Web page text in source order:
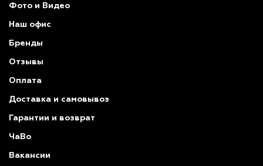
Фото и Видео
Наш офис
Бренды
Отзывы
Оплата
Доставка и самовывоз
Гарантии и возврат
ЧаВо
Вакансии